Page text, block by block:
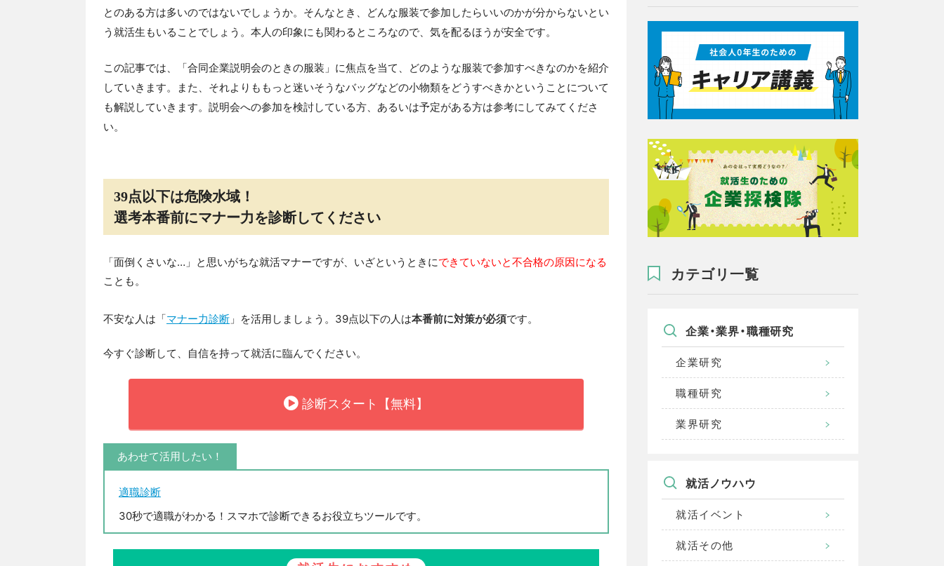
とのある方は多いのではないでしょうか。そんなとき、どんな服装で参加したらいいのかが分からないとい
う就活生もいることでしょう。本人の印象にも関わるところなので、気を配るほうが安全です。
この記事では、「合同企業説明会のときの服装」に焦点を当て、どのような服装で参加すべきなのかを紹介
していきます。また、それよりももっと迷いそうなバッグなどの小物類をどうすべきかということについて
も解説していきます。説明会への参加を検討している方、あるいは予定がある方は参考にしてみてくださ
い。
39点以下は危険水域！
選考本番前にマナー力を診断してください
「面倒くさいな…」と思いがちな就活マナーですが、いざというときにできていないと不合格の原因になる
ことも。
不安な人は「マナー力診断 」を活用しましょう。39点以下の人は本番前に対策が必須です。
今すぐ診断して、自信を持って就活に臨んでください。
診断スタート【無料】
あわせて活用したい！
適職診断
30秒で適職がわかる！スマホで診断できるお役立ちツールです。
カテゴリ一覧
企業・業界・職種研究
企業研究
職種研究
業界研究
就活ノウハウ
就活イベント
就活その他